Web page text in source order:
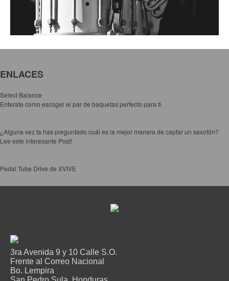
ENLACES
Select Balance
Enterate como escoger el par de baquetas perfecto para ti.
¿Alguna vez ta has preguntado cuál es la mejor manera de captar un saxofón?
Lee este interesante Post!
Pedal Tube Drive de XVIVE
3ra Avenida 9 y 10 Calle S.O.
Frente al Correo Nacional
Bo. Lempira